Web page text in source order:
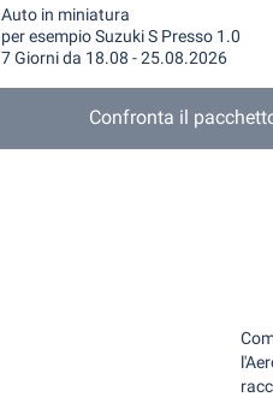
Auto in miniatura
per esempio Suzuki S Presso 1.0
7 Giorni da 18.08 - 25.08.2026
Confronta il